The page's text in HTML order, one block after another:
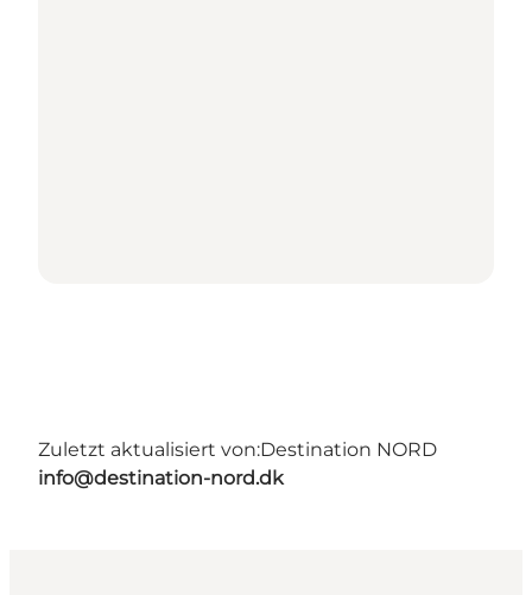
Zuletzt aktualisiert von:Destination NORD
info@destination-nord.dk